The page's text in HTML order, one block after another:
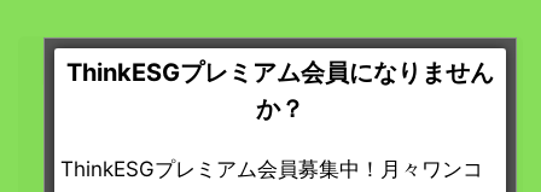
ここから先は「ThinkESG プレミアム」
コンテンツです。
ThinkESGプレミアム会員になりません
か？
ThinkESGプレミアム会員募集中！月々ワンコ